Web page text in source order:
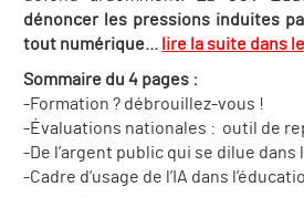
dénoncer les pressions induites
tout numérique... lire la suite dans
Sommaire du 4 pages :
-Formation ? débrouillez-vous !
-Évaluations nationales : outil de
-De l’argent public qui se dilue dans
-Cadre d’usage de l’IA dans